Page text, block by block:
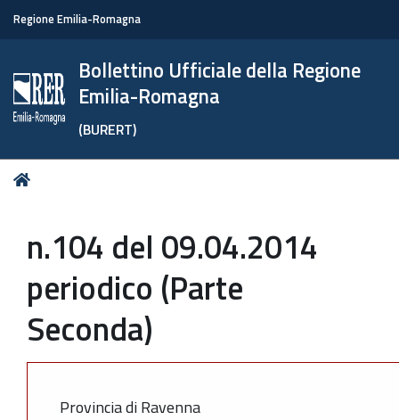
Regione Emilia-Romagna
Bollettino Ufficiale della Regione
Emilia-Romagna
(BURERT)
Tu
n.104 del 09.04.2014
periodico (Parte
Seconda)
Provincia di Ravenna